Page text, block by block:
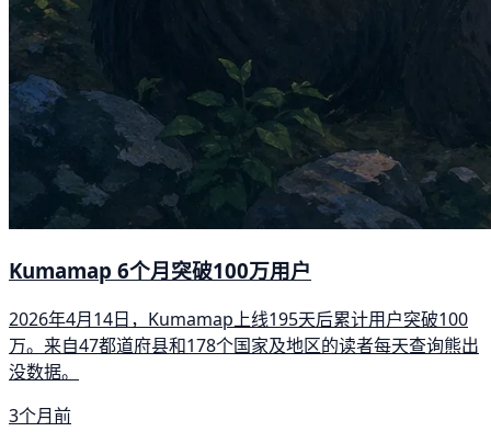
Kumamap 6个月突破100万用户
2026年4月14日，Kumamap上线195天后累计用户突破100
万。来自47都道府县和178个国家及地区的读者每天查询熊出
没数据。
3个月前